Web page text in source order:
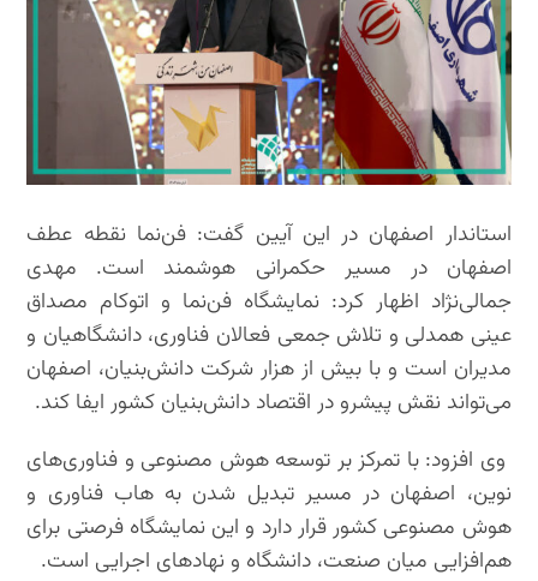
استاندار اصفهان در این آیین گفت: فن‌نما نقطه عطف
اصفهان در مسیر حکمرانی هوشمند است. مهدی
جمالی‌نژاد اظهار کرد: نمایشگاه فن‌نما و اتوکام مصداق
عینی همدلی و تلاش جمعی فعالان فناوری، دانشگاهیان و
مدیران است و با بیش از هزار شرکت دانش‌بنیان، اصفهان
می‌تواند نقش پیشرو در اقتصاد دانش‌بنیان کشور ایفا کند.
وی افزود: با تمرکز بر توسعه هوش مصنوعی و فناوری‌های
نوین، اصفهان در مسیر تبدیل شدن به هاب فناوری و
هوش مصنوعی کشور قرار دارد و این نمایشگاه فرصتی برای
هم‌افزایی میان صنعت، دانشگاه و نهادهای اجرایی است.